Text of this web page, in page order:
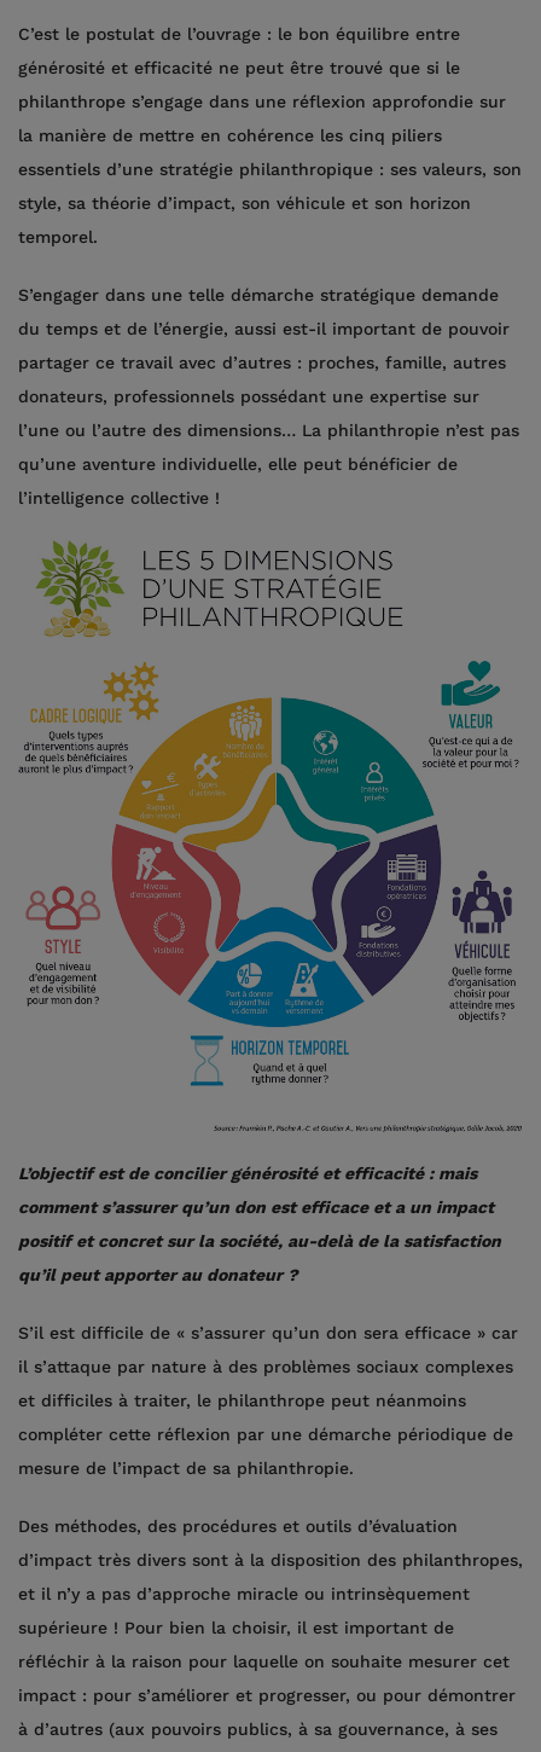
C’est le postulat de l’ouvrage : le bon équilibre entre
générosité et efficacité ne peut être trouvé que si le
philanthrope s’engage dans une réflexion approfondie sur
la manière de mettre en cohérence les cinq piliers
essentiels d’une stratégie philanthropique : ses valeurs, son
style, sa théorie d’impact, son véhicule et son horizon
temporel.
S’engager dans une telle démarche stratégique demande
du temps et de l’énergie, aussi est-il important de pouvoir
partager ce travail avec d’autres : proches, famille, autres
donateurs, professionnels possédant une expertise sur
l’une ou l’autre des dimensions… La philanthropie n’est pas
qu’une aventure individuelle, elle peut bénéficier de
l’intelligence collective !
L’objectif est de concilier générosité et efficacité : mais
comment s’assurer qu’un don est efficace et a un impact
positif et concret sur la société, au-delà de la satisfaction
qu’il peut apporter au donateur ?
S’il est difficile de « s’assurer qu’un don sera efficace » car
il s’attaque par nature à des problèmes sociaux complexes
et difficiles à traiter, le philanthrope peut néanmoins
compléter cette réflexion par une démarche périodique de
mesure de l’impact de sa philanthropie.
Des méthodes, des procédures et outils d’évaluation
d’impact très divers sont à la disposition des philanthropes,
et il n’y a pas d’approche miracle ou intrinsèquement
supérieure ! Pour bien la choisir, il est important de
réfléchir à la raison pour laquelle on souhaite mesurer cet
impact : pour s’améliorer et progresser, ou pour démontrer
à d’autres (aux pouvoirs publics, à sa gouvernance, à ses